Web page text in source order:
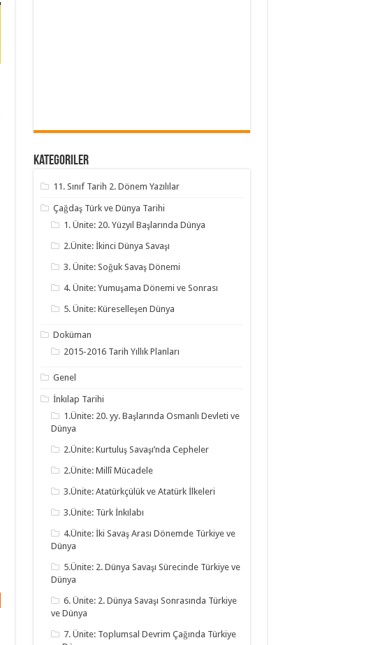
Kategoriler
11. Sınıf Tarih 2. Dönem Yazılılar
Çağdaş Türk ve Dünya Tarihi
1. Ünite: 20. Yüzyıl Başlarında Dünya
2.Ünite: İkinci Dünya Savaşı
3. Ünite: Soğuk Savaş Dönemi
4. Ünite: Yumuşama Dönemi ve Sonrası
5. Ünite: Küreselleşen Dünya
Doküman
2015-2016 Tarih Yıllık Planları
Genel
İnkılap Tarihi
1.Ünite: 20. yy. Başlarında Osmanlı Devleti ve
Dünya
2.Ünite: Kurtuluş Savaşı’nda Cepheler
2.Ünite: Millî Mücadele
3.Ünite: Atatürkçülük ve Atatürk İlkeleri
3.Ünite: Türk İnkılabı
4.Ünite: İki Savaş Arası Dönemde Türkiye ve
Dünya
5.Ünite: 2. Dünya Savaşı Sürecinde Türkiye ve
Dünya
6. Ünite: 2. Dünya Savaşı Sonrasında Türkiye
ve Dünya
7. Ünite: Toplumsal Devrim Çağında Türkiye